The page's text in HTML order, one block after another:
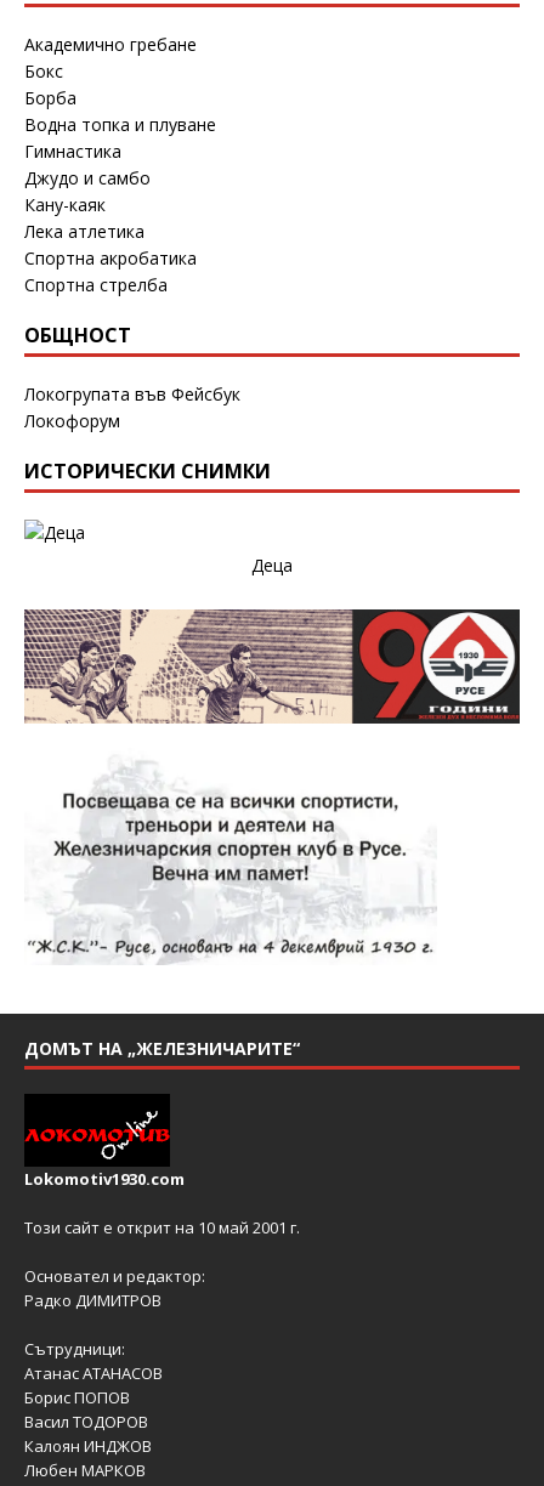
Академично гребане
Бокс
Борба
Водна топка и плуване
Гимнастика
Джудо и самбо
Кану-каяк
Лека атлетика
Спортна акробатика
Спортна стрелба
ОБЩНОСТ
Локогрупата във Фейсбук
Локофорум
ИСТОРИЧЕСКИ СНИМКИ
Деца
ДОМЪТ НА „ЖЕЛЕЗНИЧАРИТЕ“
Lokomotiv1930.com
Този сайт е открит на 10 май 2001 г.
Основател и редактор:
Радко ДИМИТРОВ
Сътрудници:
Атанас АТАНАСОВ
Борис ПОПОВ
Васил ТОДОРОВ
Калоян ИНДЖОВ
Любен МАРКОВ